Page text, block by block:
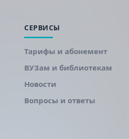
СЕРВИСЫ
Тарифы и абонемент
ВУЗам и библиотекам
Новости
Вопросы и ответы